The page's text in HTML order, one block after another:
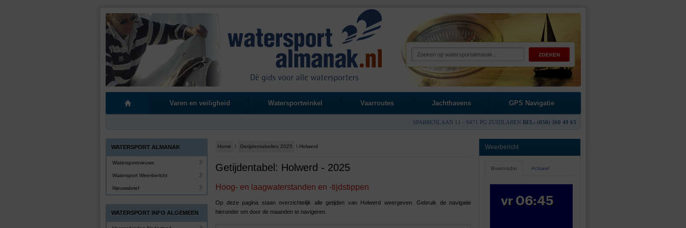
Varen en veiligheid Watersportwinkel Vaarroutes Jachthavens GPS Navigatie
SPARRENLAAN 11 - 9471 PG ZUIDLAREN BEL: (050) 360 49 63
Home \ Getijdentabellen 2025 \ Holwerd
Getijdentabel: Holwerd - 2025
Hoog- en laagwaterstanden en -tijdstippen
Op deze pagina staan overzichtelijk alle getijden van Holwerd weergeven. Gebruik de navigatie
hieronder om door de maanden te navigeren.
Weerbericht
Buienradar Actueel
WATERSPORT ALMANAK
Watersportnieuws
Watersport Weerbericht
Nieuwsbrief
WATERSPORT INFO ALGEMEEN